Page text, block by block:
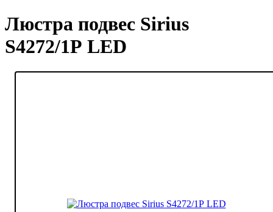
Люстра подвес Sirius
S4272/1Р LED